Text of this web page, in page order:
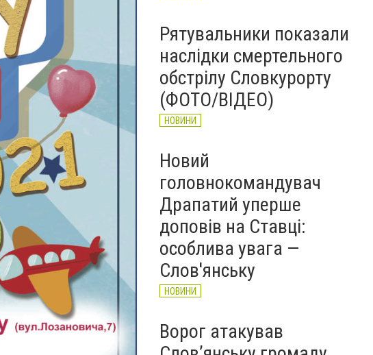
Рятувальники показали
наслідки смертельного
обстрілу Словкурорту
(ФОТО/ВІДЕО)
НОВИНИ
Новий
головнокомандувач
Драпатий уперше
доповів на Ставці:
особлива увага —
Слов'янську
НОВИНИ
Ворог атакував